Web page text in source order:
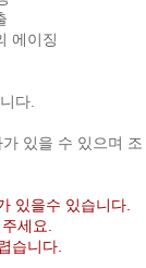
에이징
다.
있을 수 있으며 조
있을수 있습니다.
세요.
습니다.